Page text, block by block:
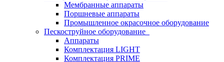
Мембранные аппараты
Поршневые аппараты
Промышленное окрасочное оборудование
Пескоструйное оборудование
Аппараты
Комплектация LIGHT
Комплектация PRIME